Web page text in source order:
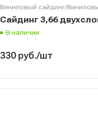
Виниловый сайдинг/
Сайдинг 3,66
В наличии
330 руб./шт